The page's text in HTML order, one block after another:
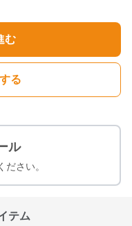
む
る
ル
ださい。
テム